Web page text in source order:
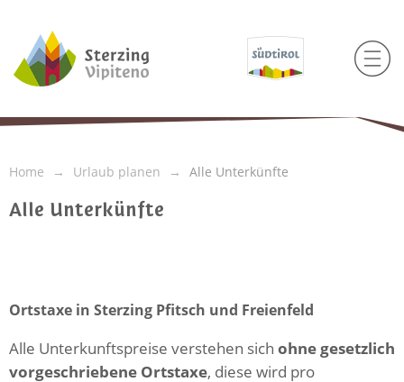
Home Urlaub planen Alle Unterkünfte
Alle Unterkünfte
Ortstaxe in Sterzing Pfitsch und Freienfeld
Alle Unterkunftspreise verstehen sich ohne gesetzlich
vorgeschriebene Ortstaxe, diese wird pro